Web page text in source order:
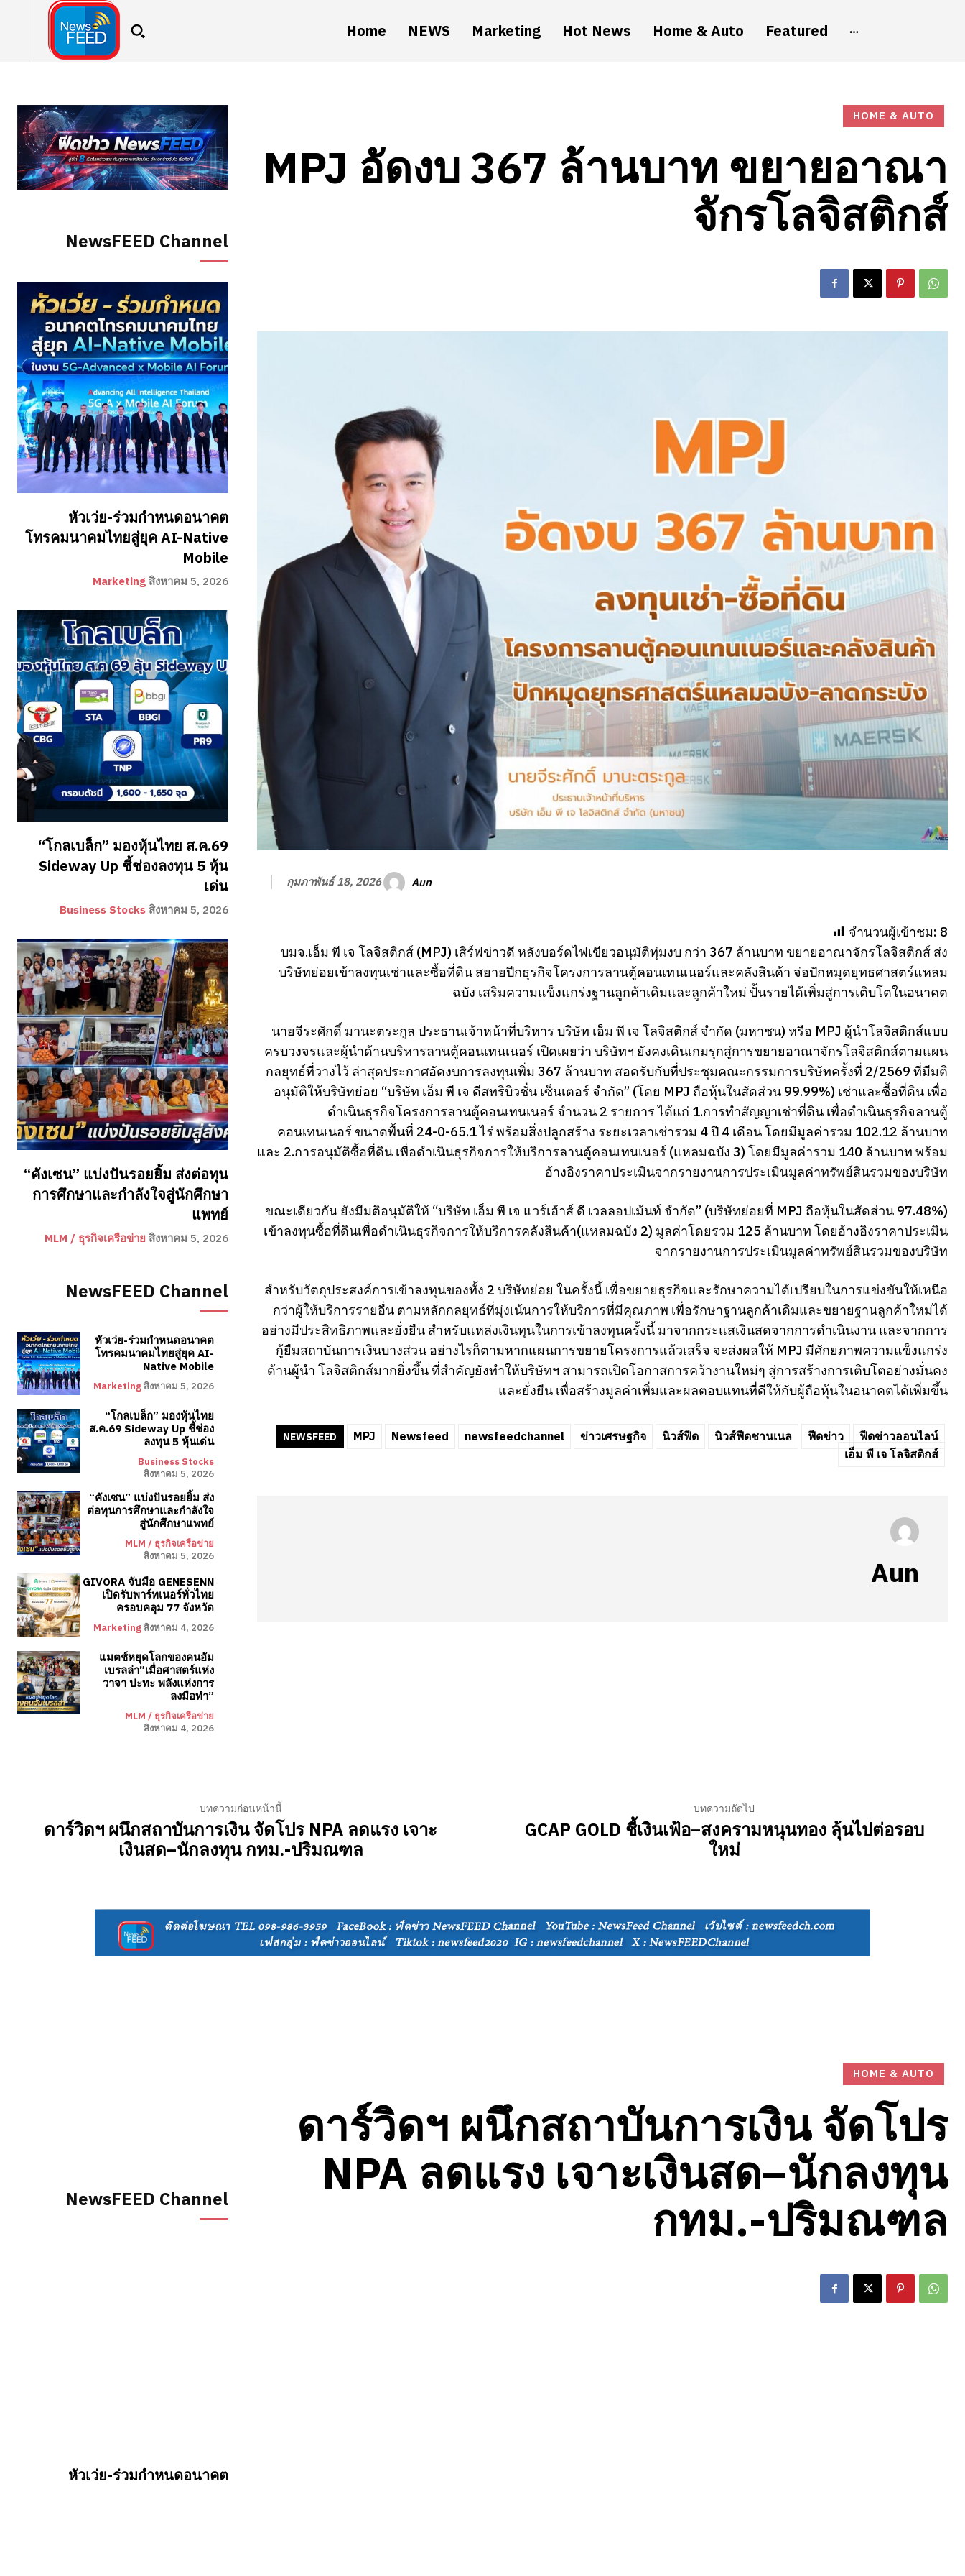
Home NEWS Marketing Hot News Home & Auto Featured
NewsFEED Channel
หัวเว่ย-ร่วมกำหนดอนาคต
โทรคมนาคมไทยสู่ยุค AI-Native
Mobile
Marketing สิงหาคม 5, 2026
“โกลเบล็ก” มองหุ้นไทย ส.ค.69
Sideway Up ชี้ช่องลงทุน 5 หุ้น
เด่น
Business Stocks สิงหาคม 5, 2026
“คังเซน” แบ่งปันรอยยิ้ม ส่งต่อทุน
การศึกษาและกำลังใจสู่นักศึกษา
แพทย์
MLM / ธุรกิจเครือข่าย สิงหาคม 5, 2026
NewsFEED Channel
หัวเว่ย-ร่วมกำหนดอนาคต
โทรคมนาคมไทยสู่ยุค AI-
Native Mobile
Marketing สิงหาคม 5, 2026
“โกลเบล็ก” มองหุ้นไทย
ส.ค.69 Sideway Up ชี้ช่อง
ลงทุน 5 หุ้นเด่น
Business Stocks
สิงหาคม 5, 2026
“คังเซน” แบ่งปันรอยยิ้ม ส่ง
ต่อทุนการศึกษาและกำลังใจ
สู่นักศึกษาแพทย์
MLM / ธุรกิจเครือข่าย
สิงหาคม 5, 2026
GIVORA จับมือ GENESENN
เปิดรับพาร์ทเนอร์ทั่วไทย
ครอบคลุม 77 จังหวัด
Marketing สิงหาคม 4, 2026
แมตช์หยุดโลกของคนอัม
เบรลล่า”เมื่อศาสตร์แห่ง
วาจา ปะทะ พลังแห่งการ
ลงมือทำ”
MLM / ธุรกิจเครือข่าย
สิงหาคม 4, 2026
HOME & AUTO
MPJ อัดงบ 367 ล้านบาท ขยายอาณา
จักรโลจิสติกส์
กุมภาพันธ์ 18, 2026 Aun
จำนวนผู้เข้าชม: 8
บมจ.เอ็ม พี เจ โลจิสติกส์ (MPJ) เสิร์ฟข่าวดี หลังบอร์ดไฟเขียวอนุมัติทุ่มงบ กว่า 367 ล้านบาท ขยายอาณาจักรโลจิสติกส์ ส่ง
บริษัทย่อยเข้าลงทุนเช่าและซื้อที่ดิน สยายปีกธุรกิจโครงการลานตู้คอนเทนเนอร์และคลังสินค้า จ่อปักหมุดยุทธศาสตร์แหลม
ฉบัง เสริมความแข็งแกร่งฐานลูกค้าเดิมและลูกค้าใหม่ ปั้นรายได้เพิ่มสู่การเติบโตในอนาคต
นายจีระศักดิ์ มานะตระกูล ประธานเจ้าหน้าที่บริหาร บริษัท เอ็ม พี เจ โลจิสติกส์ จำกัด (มหาชน) หรือ MPJ ผู้นำโลจิสติกส์แบบ
ครบวงจรและผู้นำด้านบริหารลานตู้คอนเทนเนอร์ เปิดเผยว่า บริษัทฯ ยังคงเดินเกมรุกสู่การขยายอาณาจักรโลจิสติกส์ตามแผน
กลยุทธ์ที่วางไว้ ล่าสุดประกาศอัดงบการลงทุนเพิ่ม 367 ล้านบาท สอดรับกับที่ประชุมคณะกรรมการบริษัทครั้งที่ 2/2569 ที่มีมติ
อนุมัติให้บริษัทย่อย “บริษัท เอ็ม พี เจ ดีสทริบิวชั่น เซ็นเตอร์ จำกัด” (โดย MPJ ถือหุ้นในสัดส่วน 99.99%) เช่าและซื้อที่ดิน เพื่อ
ดำเนินธุรกิจโครงการลานตู้คอนเทนเนอร์ จำนวน 2 รายการ ได้แก่ 1.การทำสัญญาเช่าที่ดิน เพื่อดำเนินธุรกิจลานตู้
คอนเทนเนอร์ ขนาดพื้นที่ 24-0-65.1 ไร่ พร้อมสิ่งปลูกสร้าง ระยะเวลาเช่ารวม 4 ปี 4 เดือน โดยมีมูลค่ารวม 102.12 ล้านบาท
และ 2.การอนุมัติซื้อที่ดิน เพื่อดำเนินธุรกิจการให้บริการลานตู้คอนเทนเนอร์ (แหลมฉบัง 3) โดยมีมูลค่ารวม 140 ล้านบาท พร้อม
อ้างอิงราคาประเมินจากรายงานการประเมินมูลค่าทรัพย์สินรวมของบริษัท
ขณะเดียวกัน ยังมีมติอนุมัติให้ “บริษัท เอ็ม พี เจ แวร์เฮ้าส์ ดี เวลลอปเม้นท์ จำกัด” (บริษัทย่อยที่ MPJ ถือหุ้นในสัดส่วน 97.48%)
เข้าลงทุนซื้อที่ดินเพื่อดำเนินธุรกิจการให้บริการคลังสินค้า(แหลมฉบัง 2) มูลค่าโดยรวม 125 ล้านบาท โดยอ้างอิงราคาประเมิน
จากรายงานการประเมินมูลค่าทรัพย์สินรวมของบริษัท
สำหรับวัตถุประสงค์การเข้าลงทุนของทั้ง 2 บริษัทย่อย ในครั้งนี้ เพื่อขยายธุรกิจและรักษาความได้เปรียบในการแข่งขันให้เหนือ
กว่าผู้ให้บริการรายอื่น ตามหลักกลยุทธ์ที่มุ่งเน้นการให้บริการที่มีคุณภาพ เพื่อรักษาฐานลูกค้าเดิมและขยายฐานลูกค้าใหม่ได้
อย่างมีประสิทธิภาพและยั่งยืน สำหรับแหล่งเงินทุนในการเข้าลงทุนครั้งนี้ มาจากกระแสเงินสดจากการดำเนินงาน และจากการ
กู้ยืมสถาบันการเงินบางส่วน อย่างไรก็ตามหากแผนการขยายโครงการแล้วเสร็จ จะส่งผลให้ MPJ มีศักยภาพความแข็งแกร่ง
ด้านผู้นำ โลจิสติกส์มากยิ่งขึ้น ที่สำคัญยังทำให้บริษัทฯ สามารถเปิดโอกาสการคว้างานใหม่ๆ สู่การสร้างการเติบโตอย่างมั่นคง
และยั่งยืน เพื่อสร้างมูลค่าเพิ่มและผลตอบแทนที่ดีให้กับผู้ถือหุ้นในอนาคตได้เพิ่มขึ้น
NEWSFEED MPJ Newsfeed newsfeedchannel ข่าวเศรษฐกิจ นิวส์ฟีด นิวส์ฟีดชานเนล ฟีดข่าว
ฟีดข่าวออนไลน์
เอ็ม พี เจ โลจิสติกส์
Aun
บทความก่อนหน้านี้
ดาร์วิดฯ ผนึกสถาบันการเงิน จัดโปร NPA ลดแรง เจาะ
เงินสด–นักลงทุน กทม.-ปริมณฑล
บทความถัดไป
GCAP GOLD ชี้เงินเฟ้อ–สงครามหนุนทอง ลุ้นไปต่อรอบ
ใหม่